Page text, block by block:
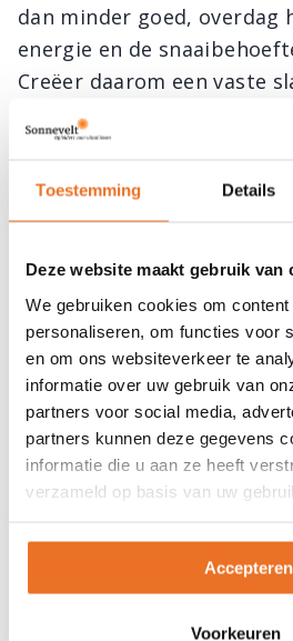
Toestemming Details
Deze website maakt gebruik van
We gebruiken cookies om
personaliseren, om functies voor
en om ons websiteverkeer te
informatie over uw gebruik van
partners voor social media,
partners kunnen deze gegevens
informatie die u aan ze heeft
verzameld op basis van uw
Accepteren
Voorkeuren
dan minder goed, overdag
energie en de
Creëer daarom een vaste
een uur voor je gaat
en doe ontspannende
lezen, een bad nemen,
je in slaap vallen en
diepere slaap.
5. Vermijd
stoffen
Er zijn stoffen die je
verstoren en een
hormoonverstorende
verschillende manieren in